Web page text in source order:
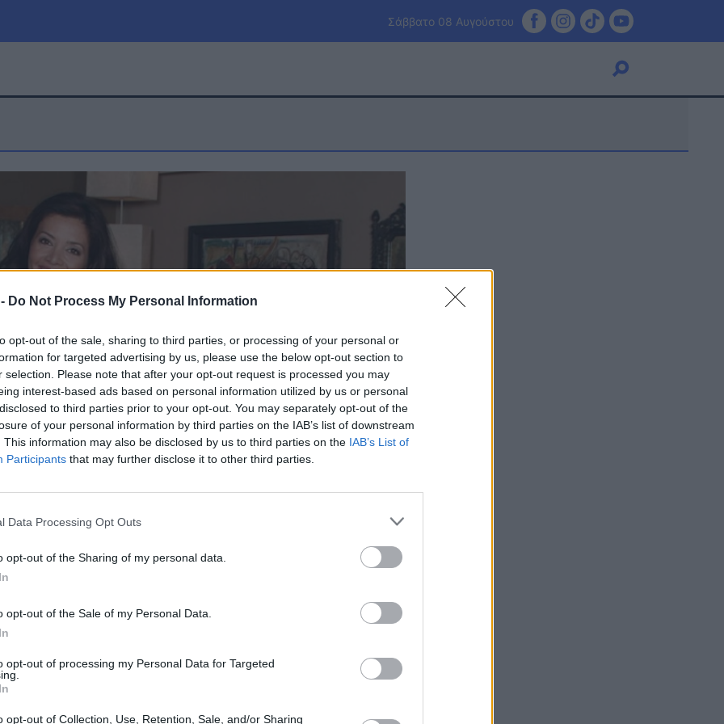
Do Not Process My Personal Information
opt-out of the sale, sharing to third parties, or processing of your personal or
for targeted advertising by us, please use the below opt-out section to
selection. Please note that after your opt-out request is processed you may
interest-based ads based on personal information utilized by us or personal
to third parties prior to your opt-out. You may separately opt-out of the
of your personal information by third parties on the IAB’s list of downstream
This information may also be disclosed by us to third parties on the IAB’s List of
Participants that may further disclose it to other third parties.
Data Processing Opt Outs
opt-out of the Sharing of my personal data.
opt-out of the Sale of my Personal Data.
opt-out of processing my Personal Data for Targeted
opt-out of Collection, Use, Retention, Sale, and/or Sharing
Σάββατο 08 Αυγούστου
Καιρός
Μαζί»: Οι 3 οικογενειακές
θα βάλουν φωτιά στην prime
να γεμίσει γέλιο και κέφι στο κοινό, με